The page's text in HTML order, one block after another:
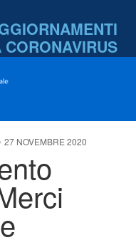
CORONAVIRUS
27 NOVEMBRE 2020